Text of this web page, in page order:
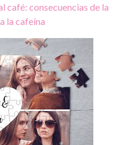
café: consecuencias de la
la cafeína